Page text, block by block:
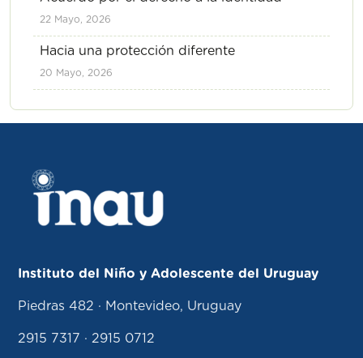
22 Mayo, 2026
Hacia una protección diferente
20 Mayo, 2026
Instituto del Niño y Adolescente del Uruguay
Piedras 482 · Montevideo, Uruguay
2915 7317 · 2915 0712